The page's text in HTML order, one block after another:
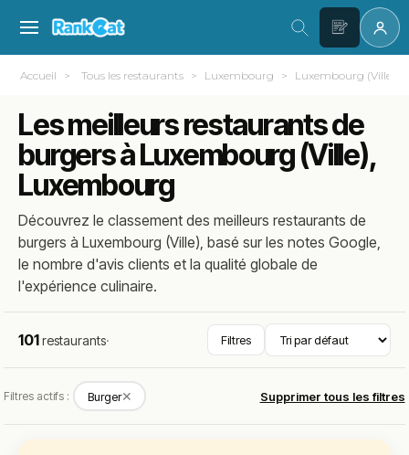
Accueil Tous les restaurants Luxembourg Luxembourg (Ville)
Les meilleurs restaurants de
burgers à Luxembourg (Ville),
Luxembourg
Découvrez le classement des meilleurs restaurants de
burgers à Luxembourg (Ville), basé sur les notes Google,
le nombre d'avis clients et la qualité globale de
l'expérience culinaire.
101restaurants· Filtres
Filtres actifs : Burger✕ Supprimer tous les filtres